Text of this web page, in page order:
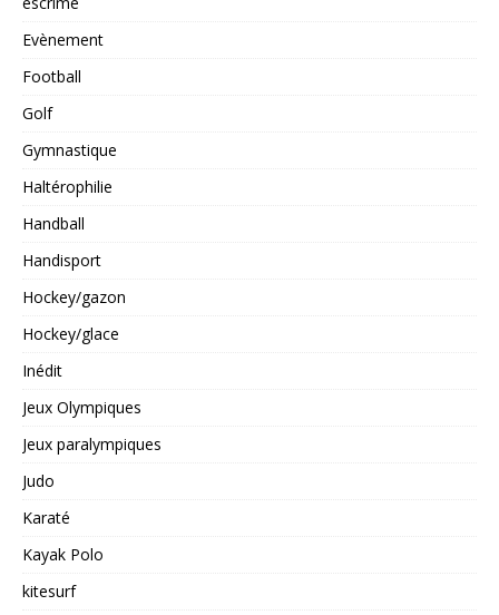
Evènement
Football
Golf
Gymnastique
Haltérophilie
Handball
Handisport
Hockey/gazon
Hockey/glace
Inédit
Jeux Olympiques
Jeux paralympiques
Judo
Karaté
Kayak Polo
kitesurf